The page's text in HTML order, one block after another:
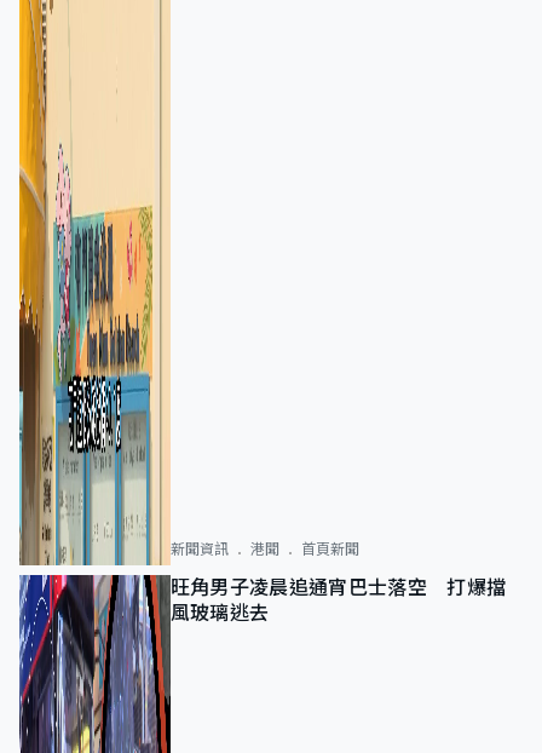
新聞資訊 港聞 首頁新聞
旺角男子凌晨追通宵巴士落空 打爆擋
風玻璃逃去